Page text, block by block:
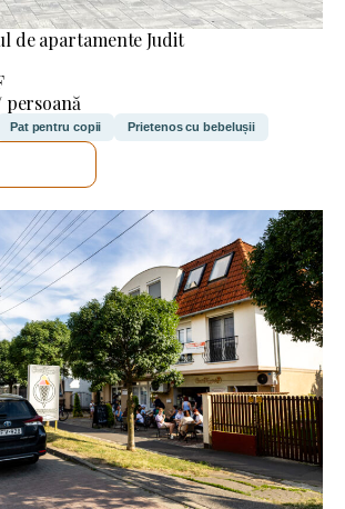
de apartamente Judit
Pat pentru copii Prietenos cu bebelușii